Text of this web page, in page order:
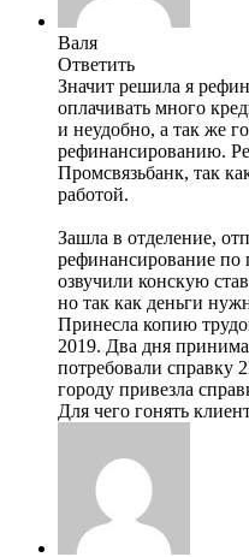
Валя
Ответить
Значит решила я
оплачивать много
и неудобно, а так же
рефинансированию.
Промсвязьбанк, так
работой.
Зашла в отделение,
рефинансирование по
озвучили конскую
но так как деньги
Принесла копию
2019. Два дня
потребовали справку
городу привезла
Для чего гонять